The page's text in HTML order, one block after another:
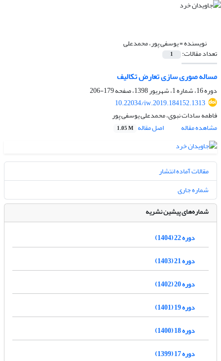
نویسنده =یوسفی پور، محمدعلی
تعداد مقالات: 1
مساله صوری سازی تعارض تکالیف
دوره 16، شماره 1، شهریور 1398، صفحه
179-206
10.22034/iw.2019.184152.1313
فاطمه سادات نبوی، محمدعلی یوسفی پور
مشاهده مقاله
اصل مقاله 1.05 M
مقالات آماده انتشار
شماره جاری
شماره‌های پیشین نشریه
دوره 22 (1404)
دوره 21 (1403)
دوره 20 (1402)
دوره 19 (1401)
دوره 18 (1400)
دوره 17 (1399)